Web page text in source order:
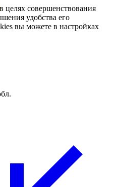
в целях совершенствования
удобства его
вы можете в настройках